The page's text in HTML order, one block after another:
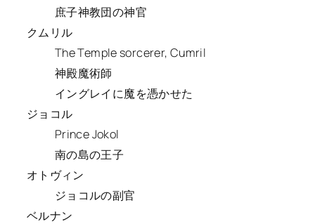
庶子神教団の神官
クムリル
The Temple sorcerer, Cumril
神殿魔術師
イングレイに魔を憑かせた
ジョコル
Prince Jokol
南の島の王子
オトヴィン
ジョコルの副官
ベルナン